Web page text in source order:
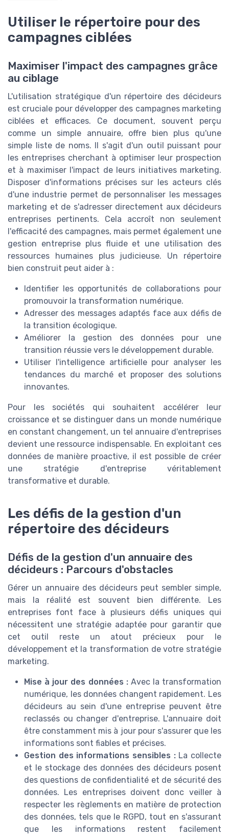
Utiliser le répertoire pour des
campagnes ciblées
Maximiser l'impact des campagnes grâce
au ciblage
L'utilisation stratégique d'un répertoire des décideurs
est cruciale pour développer des campagnes marketing
ciblées et efficaces. Ce document, souvent perçu
comme un simple annuaire, offre bien plus qu'une
simple liste de noms. Il s'agit d'un outil puissant pour
les entreprises cherchant à optimiser leur prospection
et à maximiser l'impact de leurs initiatives marketing.
Disposer d'informations précises sur les acteurs clés
d'une industrie permet de personnaliser les messages
marketing et de s'adresser directement aux décideurs
entreprises pertinents. Cela accroît non seulement
l'efficacité des campagnes, mais permet également une
gestion entreprise plus fluide et une utilisation des
ressources humaines plus judicieuse. Un répertoire
bien construit peut aider à :
Identifier les opportunités de collaborations pour
promouvoir la transformation numérique.
Adresser des messages adaptés face aux défis de
la transition écologique.
Améliorer la gestion des données pour une
transition réussie vers le développement durable.
Utiliser l'intelligence artificielle pour analyser les
tendances du marché et proposer des solutions
innovantes.
Pour les sociétés qui souhaitent accélérer leur
croissance et se distinguer dans un monde numérique
en constant changement, un tel annuaire d'entreprises
devient une ressource indispensable. En exploitant ces
données de manière proactive, il est possible de créer
une stratégie d'entreprise véritablement
transformative et durable.
Les défis de la gestion d'un
répertoire des décideurs
Défis de la gestion d'un annuaire des
décideurs : Parcours d'obstacles
Gérer un annuaire des décideurs peut sembler simple,
mais la réalité est souvent bien différente. Les
entreprises font face à plusieurs défis uniques qui
nécessitent une stratégie adaptée pour garantir que
cet outil reste un atout précieux pour le
développement et la transformation de votre stratégie
marketing.
Mise à jour des données :Avec la transformation
numérique, les données changent rapidement. Les
décideurs au sein d'une entreprise peuvent être
reclassés ou changer d'entreprise. L'annuaire doit
être constamment mis à jour pour s'assurer que les
informations sont fiables et précises.
Gestion des informations sensibles :La collecte
et le stockage des données des décideurs posent
des questions de confidentialité et de sécurité des
données. Les entreprises doivent donc veiller à
respecter les règlements en matière de protection
des données, tels que le RGPD, tout en s'assurant
que les informations restent facilement